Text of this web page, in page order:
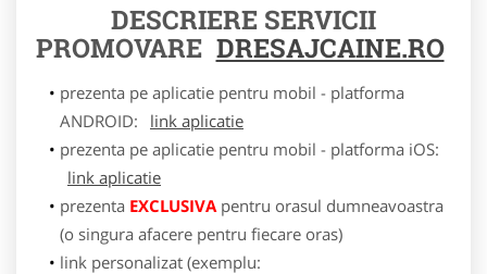
DESCRIERE SERVICII
PROMOVARE DRESAJCAINE.RO
prezenta pe aplicatie pentru mobil - platforma
ANDROID:
link aplicatie
prezenta pe aplicatie pentru mobil - platforma iOS:
link aplicatie
prezenta EXCLUSIVApentru orasul dumneavoastra
(o singura afacere pentru fiecare oras)
link personalizat (exemplu: